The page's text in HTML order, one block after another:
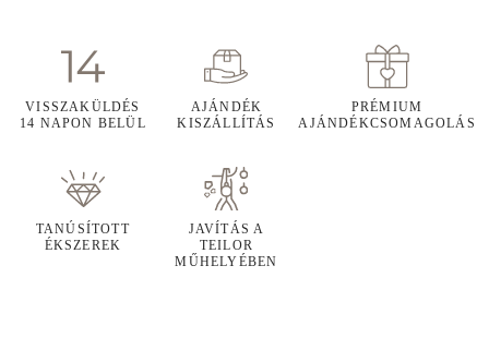
VISSZAKÜLDÉS
14 NAPON BELÜL
AJÁNDÉK
KISZÁLLÍTÁS
PRÉMIUM
AJÁNDÉKCSOMAGOLÁS
TANÚSÍTOTT
ÉKSZEREK
JAVÍTÁS A
TEILOR
MŰHELYÉBEN